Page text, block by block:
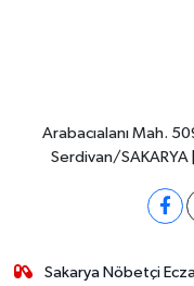
Arabacıalanı Mah.
Serdivan/SAKARYA
Sakarya Nöbetçi